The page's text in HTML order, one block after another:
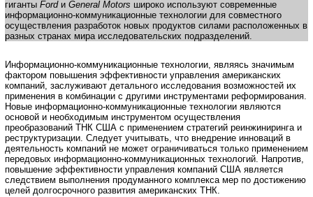
гиганты Fordи General Motors широко используют современные
информационно-коммуникационные технологии для совместного
осуществления разработок новых продуктов силами расположенных в
разных странах мира исследовательских подразделений.
Информационно-коммуникационные технологии, являясь значимым
фактором повышения эффективности управления американских
компаний, заслуживают детального исследования возможностей их
применения в комбинации с другими инструментами реформирования.
Новые информационно-коммуникационные технологии являются
основой и необходимым инструментом осуществления
преобразований ТНК США с применением стратегий реинжиниринга и
реструктуризации. Следует учитывать, что внедрение инноваций в
деятельность компаний не может ограничиваться только применением
передовых информационно-коммуникационных технологий. Напротив,
повышение эффективности управления компаний США является
следствием выполнения продуманного комплекса мер по достижению
целей долгосрочного развития американских ТНК.